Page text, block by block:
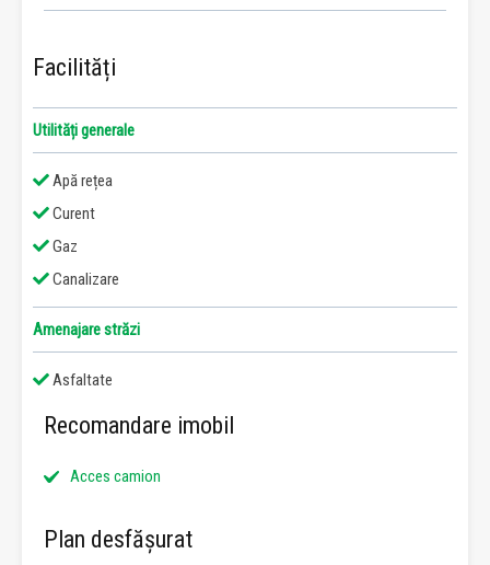
Facilități
Utilități generale
Apă rețea
Curent
Gaz
Canalizare
Amenajare străzi
Asfaltate
Recomandare imobil
Acces camion
Plan desfășurat